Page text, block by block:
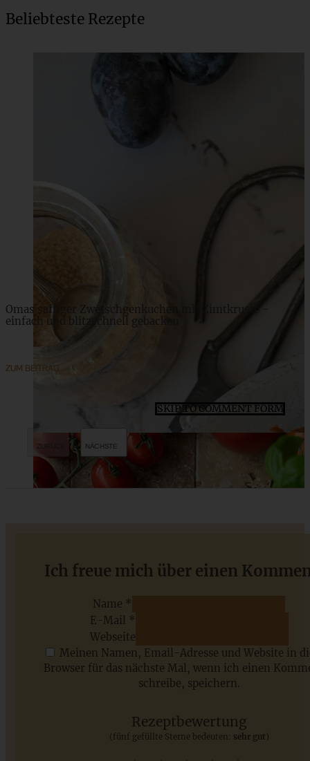
Herzige Himbeer-Frischkäse-Mascarpone-Torte
Erdbeer-Sahne-Torte im Muttertagsgewand
Beliebteste Rezepte
Omas saftiger Zwetschgenkuchen mit Zimtkruste -
einfach und blitzschnell gebacken
ZUM BEITRAG
Saisonale Rezepte im Juli - meine 7 sommerlichen
SKIP TO COMMENT FORM
Ich freue mich über einen
Name *
E-Mail *
Webseite
Meinen Namen, Email-Adresse und Website in
Browser für das nächste Mal, wenn ich einen
schreibe, speichern.
Rezeptbewertung
(fünf gefüllte Sterne bedeuten: sehr gut )